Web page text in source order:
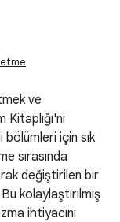
ve
bölümleri için sık
sırasında
değiştirilen bir
kolaylaştırılmış
ihtiyacını